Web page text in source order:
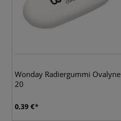
Wonday Radiergummi Ovalyne
20
0,39 €